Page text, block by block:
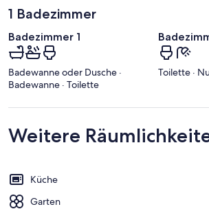
1 Badezimmer
Badezimmer 1
Badewanne oder Dusche ·
Badewanne · Toilette
Toilette ·
Weitere
Küche
Garten